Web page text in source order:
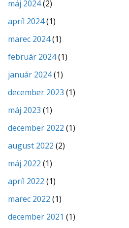
máj 2024(2)
apríl 2024(1)
marec 2024(1)
február 2024(1)
január 2024(1)
december 2023 (1)
máj 2023 (1)
december 2022 (1)
august 2022 (2)
máj 2022 (1)
apríl 2022 (1)
marec 2022 (1)
december 2021 (1)